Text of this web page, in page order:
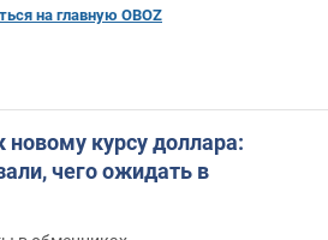
на главную OBOZ
новому курсу доллара:
чего ожидать в